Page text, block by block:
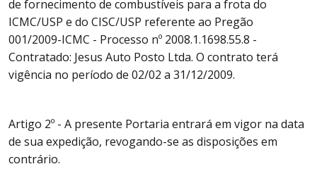
de fornecimento de combustíveis para a frota do
ICMC/USP e do CISC/USP referente ao Pregão
001/2009-ICMC - Processo nº 2008.1.1698.55.8 -
Contratado: Jesus Auto Posto Ltda. O contrato terá
vigência no período de 02/02 a 31/12/2009.
Artigo 2º - A presente Portaria entrará em vigor na data
de sua expedição, revogando-se as disposições em
contrário.